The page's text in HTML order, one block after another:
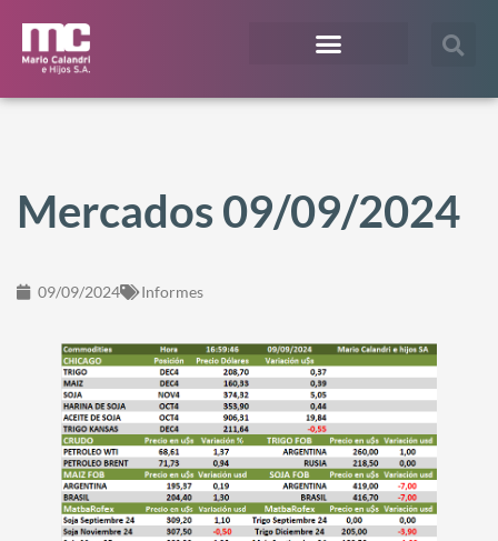
Mercados 09/09/2024
09/09/2024 Informes